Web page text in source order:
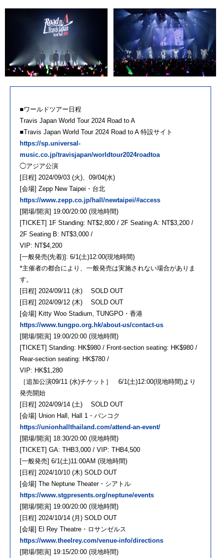
■ワールドツアー日程
Travis Japan World Tour 2024 Road to A
■Travis Japan World Tour 2024 Road to A 特設サイト
https://sp.universal-
music.co.jp/travisjapan/worldtour2024roadtoa
◯アジア公演
[日程] 2024/09/03 (火)、09/04(水)
[会場] Zepp New Taipei・台北
https://www.zepp.co.jp/hall/newtaipei/#access
[開場/開演] 19:00/20:00 (現地時間)
[TICKET] 1F Standing: NT$2,800 / 2F Seating A: NT$3,200 /
2F Seating B: NT$3,000 /
VIP: NT$4,200
[一般発売(先着)]: 6/1(土)12:00(現地時間)
*主催者の都合により、一般発売は実施されない場合がありま
す。
[日程] 2024/09/11 (水) SOLD OUT
[日程] 2024/09/12 (木) SOLD OUT
[会場] Kitty Woo Stadium, TUNGPO・香港
https://www.tungpo.org.hk/about-us/contact-us
[開場/開演] 19:00/20:00 (現地時間)
[TICKET] Standing: HK$980 / Front-section seating: HK$980 /
Rear-section seating: HK$780 /
VIP: HK$1,280
［追加公演09/11 (水)チケット］ 6/1(土)12:00(現地時間)より
発売開始
[日程] 2024/09/14 (土) SOLD OUT
[会場] Union Hall, Hall 1・バンコク
https://unionhallthailand.com/attend-an-event/
[開場/開演] 18:30/20:00 (現地時間)
[TICKET] GA: THB3,000 / VIP: THB4,500
[一般発売] 6/1(土)11:00AM (現地時間)
[日程] 2024/10/10 (木) SOLD OUT
[会場] The Neptune Theater・シアトル
https://www.stgpresents.org/neptune/events
[開場/開演] 19:00/20:00 (現地時間)
[日程] 2024/10/14 (月) SOLD OUT
[会場] El Rey Theatre・ロサンゼルス
https://www.theelrey.com/venue-info/directions
[開場/開演] 19:15/20:00 (現地時間)